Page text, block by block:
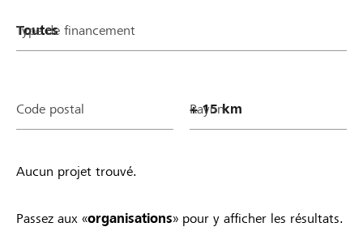
Type de financement
Code postal Rayon
Aucun projet trouvé.
Passez aux «organisations» pour y afficher les résultats.